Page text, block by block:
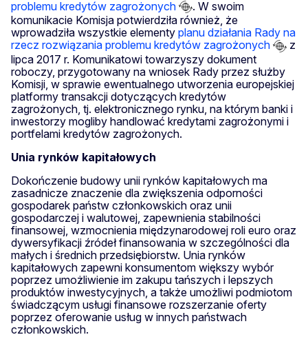
problemu kredytów zagrożonych
. W swoim
komunikacie Komisja potwierdziła również, że
wprowadziła wszystkie elementy planu działania Rady na
rzecz rozwiązania problemu kredytów zagrożonych
z
lipca 2017 r. Komunikatowi towarzyszy dokument
roboczy, przygotowany na wniosek Rady przez służby
Komisji, w sprawie ewentualnego utworzenia europejskiej
platformy transakcji dotyczących kredytów
zagrożonych, tj. elektronicznego rynku, na którym banki i
inwestorzy mogliby handlować kredytami zagrożonymi i
portfelami kredytów zagrożonych.
Unia rynków kapitałowych
Dokończenie budowy unii rynków kapitałowych ma
zasadnicze znaczenie dla zwiększenia odporności
gospodarek państw członkowskich oraz unii
gospodarczej i walutowej, zapewnienia stabilności
finansowej, wzmocnienia międzynarodowej roli euro oraz
dywersyfikacji źródeł finansowania w szczególności dla
małych i średnich przedsiębiorstw. Unia rynków
kapitałowych zapewni konsumentom większy wybór
poprzez umożliwienie im zakupu tańszych i lepszych
produktów inwestycyjnych, a także umożliwi podmiotom
świadczącym usługi finansowe rozszerzanie oferty
poprzez oferowanie usług w innych państwach
członkowskich.